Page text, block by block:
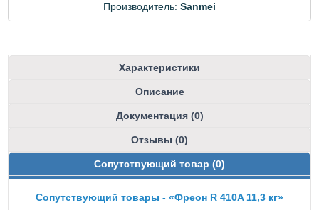
Производитель: Sanmei
Характеристики
Описание
Документация (0)
Отзывы (0)
Сопутствующий товар (0)
Сопутствующий товары - «Фреон R 410A 11,3 кг»